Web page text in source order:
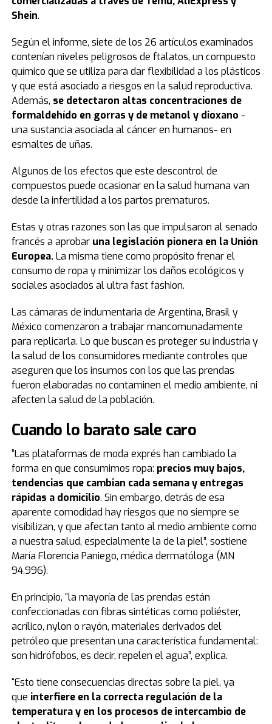
Shein.
Según el informe, siete de los 26 artículos examinados
contenían niveles peligrosos de ftalatos, un compuesto
químico que se utiliza para dar flexibilidad a los plásticos
y que está asociado a riesgos en la salud reproductiva.
Además, se detectaron altas concentraciones de
formaldehído en gorras y de metanol y dioxano -
una sustancia asociada al cáncer en humanos- en
esmaltes de uñas.
Algunos de los efectos que este descontrol de
compuestos puede ocasionar en la salud humana van
desde la infertilidad a los partos prematuros.
Estas y otras razones son las que impulsaron al senado
francés a aprobar una legislación pionera en la Unión
Europea.La misma tiene como propósito frenar el
consumo de ropa y minimizar los daños ecológicos y
sociales asociados al ultra fast fashion.
Las cámaras de indumentaria de Argentina, Brasil y
México comenzaron a trabajar mancomunadamente
para replicarla. Lo que buscan es proteger su industria y
la salud de los consumidores mediante controles que
aseguren que los insumos con los que las prendas
fueron elaboradas no contaminen el medio ambiente, ni
afecten la salud de la población.
Cuando lo barato sale caro
“Las plataformas de moda exprés han cambiado la
forma en que consumimos ropa: precios muy bajos,
tendencias que cambian cada semana y entregas
rápidas a domicilio. Sin embargo, detrás de esa
aparente comodidad hay riesgos que no siempre se
visibilizan, y que afectan tanto al medio ambiente como
a nuestra salud, especialmente la de la piel”, sostiene
María Florencia Paniego, médica dermatóloga (MN
94.996).
En principio, “la mayoría de las prendas están
confeccionadas con fibras sintéticas como poliéster,
acrílico, nylon o rayón, materiales derivados del
petróleo que presentan una característica fundamental:
son hidrófobos, es decir, repelen el agua”, explica.
“Esto tiene consecuencias directas sobre la piel, ya
que interfiere en la correcta regulación de la
temperatura y en los procesos de intercambio de